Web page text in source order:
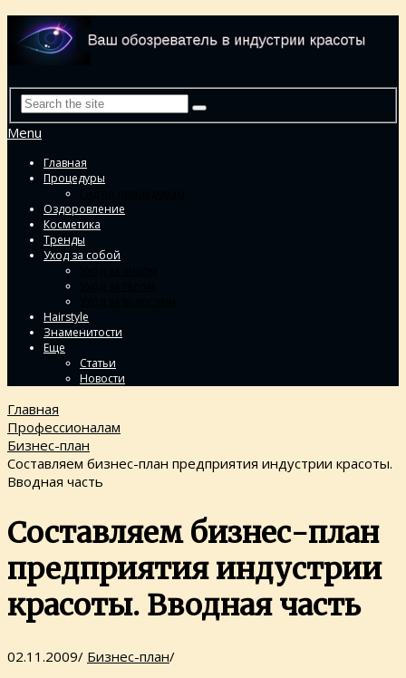
Menu
Главная
Процедуры
Оздоровление
Косметика
Тренды
Уход за собой
Hairstyle
Знаменитости
Еще
Статьи
Новости
Главная
Профессионалам
Бизнес-план
Составляем бизнес-план предприятия индустрии красоты.
Вводная часть
Составляем бизнес-план
предприятия индустрии
красоты. Вводная часть
02.11.2009/ Бизнес-план/